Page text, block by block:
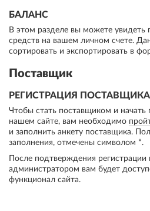
БАЛАНС
В этом разделе вы можете
средств на вашем личном счете.
сортировать и экспортировать в
Поставщик
РЕГИСТРАЦИЯ ПОСТАВЩИКА
Чтобы стать поставщиком и начать
нашем сайте, вам необходимо
и заполнить анкету поставщика.
заполнения, отмечены символом *.
После подтверждения регистрации
администратором вам будет
функционал сайта.